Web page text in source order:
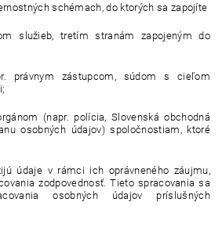
schémach, do ktorých sa zapojíte
služieb, tretím stranám zapojeným do
právnym zástupcom, súdom s cieľom
(napr. polícia, Slovenská obchodná
osobných údajov)spoločnostiam, ktoré
údaje v rámci ich oprávneného záujmu,
zodpovednosť. Tieto spracovania sa
osobných údajov príslušných